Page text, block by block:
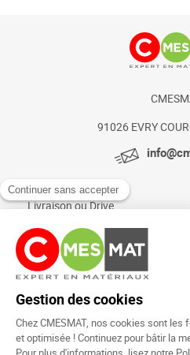
91026 EVRY
Livraison ou Drive
Paiement sécurisé
Foire aux questions
Rejoignez la